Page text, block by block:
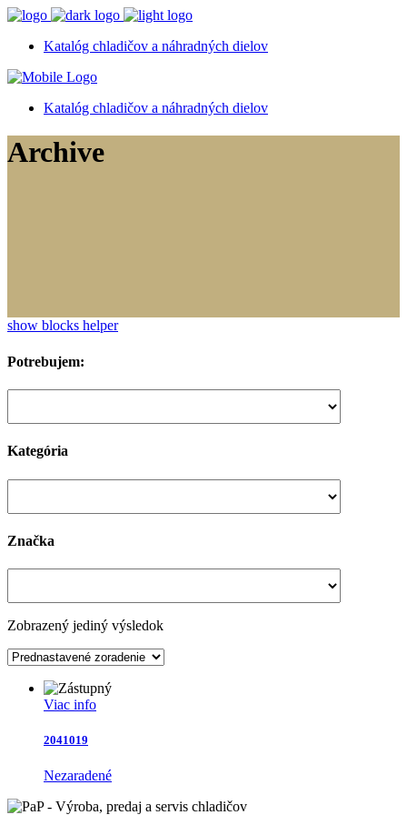
Katalóg chladičov a náhradných dielov
Katalóg chladičov a náhradných dielov
Archive
show blocks helper
Potrebujem:
Kategória
Značka
Zobrazený jediný výsledok
Viac info
2041019
Nezaradené